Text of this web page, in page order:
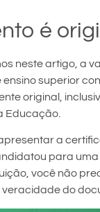
é
neste artigo, a
superior
original,
Educação.
a
para
você não
do